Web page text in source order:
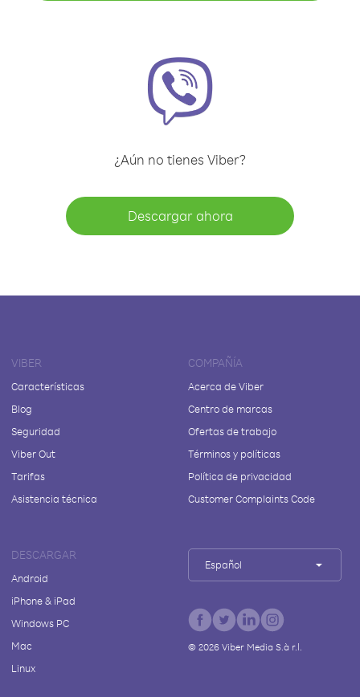
¿Aún no tienes Viber?
Descargar ahora
VIBER
Características
Blog
Seguridad
Viber Out
Tarifas
Asistencia técnica
COMPAÑÍA
Acerca de Viber
Centro de marcas
Ofertas de trabajo
Términos y políticas
Política de privacidad
Customer Complaints Code
DESCARGAR
Android
iPhone & iPad
Windows PC
Mac
Linux
Español
© 2026Viber Media S.à r.l.